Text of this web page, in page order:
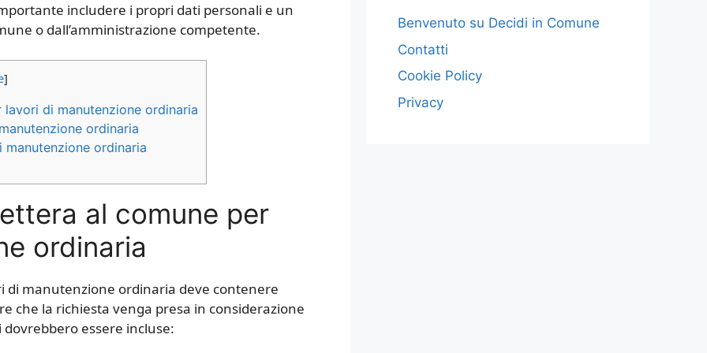
includere i propri dati personali e un
o dall’amministrazione competente.
]
di manutenzione ordinaria
ordinaria
ordinaria
al comune per
ordinaria
manutenzione ordinaria deve contenere
che la richiesta venga presa in considerazione
essere incluse:
Benvenuto su Decidi in Comune
Contatti
Cookie Policy
Privacy